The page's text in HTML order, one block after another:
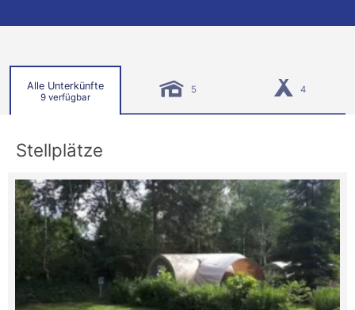
Alle Unterkünfte
9 verfügbar
5 4
Stellplätze